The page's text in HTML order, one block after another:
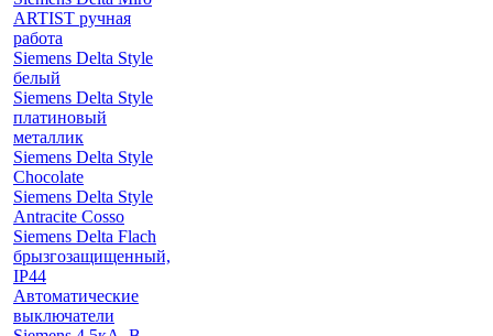
ARTIST ручная
работа
Siemens Delta Style
белый
Siemens Delta Style
платиновый
металлик
Siemens Delta Style
Chocolate
Siemens Delta Style
Antracite Cosso
Siemens Delta Flach
брызгозащищенный,
IP44
Автоматические
выключатели